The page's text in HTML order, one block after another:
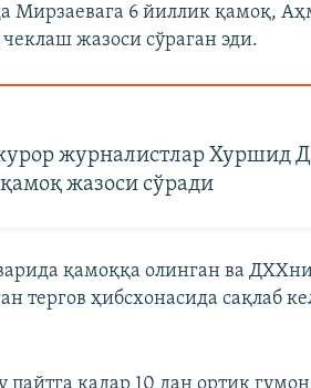
Мирзаевага 6 йиллик қамоқ,
жазоси сўраган эди.
журналистлар Хуршид
жазоси сўради
қамоққа олинган ва
тергов ҳибсхонасида сақлаб